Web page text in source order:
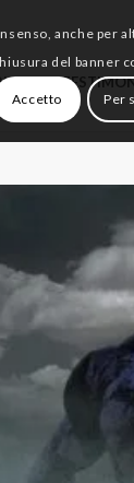
anche
del banner
Accetto Per